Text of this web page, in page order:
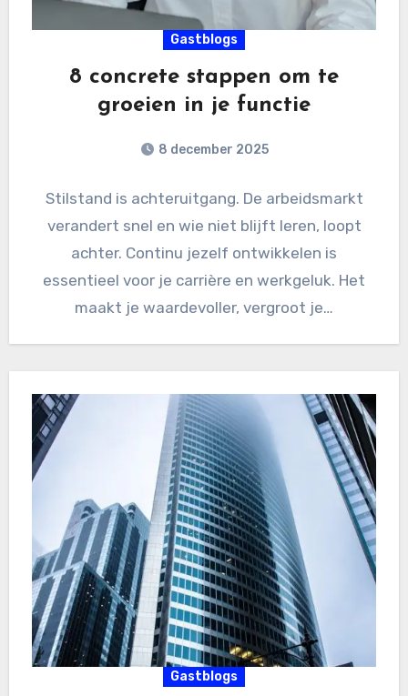
Gastblogs
8 concrete stappen om te
groeien in je functie
8 december 2025
Stilstand is achteruitgang. De arbeidsmarkt
verandert snel en wie niet blijft leren, loopt
achter. Continu jezelf ontwikkelen is
essentieel voor je carrière en werkgeluk. Het
maakt je waardevoller, vergroot je…
Gastblogs